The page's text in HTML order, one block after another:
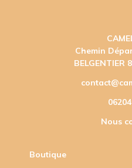
Chemin
BELGENTIER
Nous
Boutique